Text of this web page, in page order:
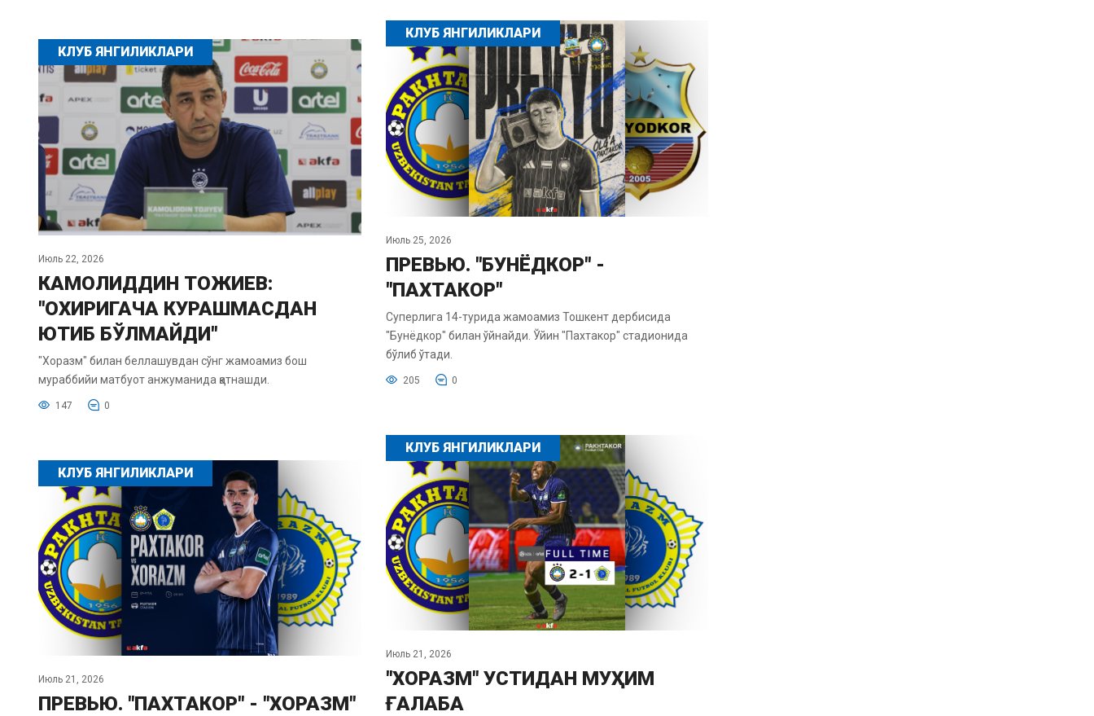
КЛУБ ЯНГИЛИКЛАРИ
Июль 25, 2026
ПРЕВЬЮ. "БУНЁДКОР" -
"ПАХТАКОР"
Суперлига 14-турида жамоамиз Тошкент дербисида
"Бунёдкор" билан ўйнайди. Ўйин "Пахтакор" стадионида
бўлиб ўтади.
205 0
КЛУБ ЯНГИЛИКЛАРИ
Июль 22, 2026
КАМОЛИДДИН ТОЖИЕВ:
"ОХИРИГАЧА КУРАШМАСДАН
ЮТИБ БЎЛМАЙДИ"
"Хоразм" билан беллашувдан сўнг жамоамиз бош
мураббийи матбуот анжуманида қатнашди.
147 0
КЛУБ ЯНГИЛИКЛАРИ
Июль 21, 2026
"ХОРАЗМ" УСТИДАН МУҲИМ
ҒАЛАБА
КЛУБ ЯНГИЛИКЛАРИ
Июль 21, 2026
ПРЕВЬЮ. "ПАХТАКОР" - "ХОРАЗМ"